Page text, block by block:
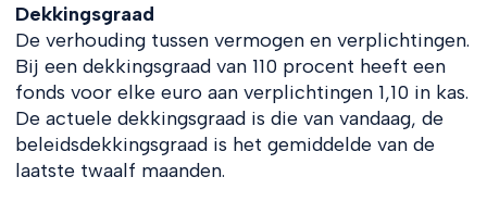
Dekkingsgraad
De verhouding tussen vermogen en verplichtingen.
Bij een dekkingsgraad van 110 procent heeft een
fonds voor elke euro aan verplichtingen 1,10 in kas.
De actuele dekkingsgraad is die van vandaag, de
beleidsdekkingsgraad is het gemiddelde van de
laatste twaalf maanden.